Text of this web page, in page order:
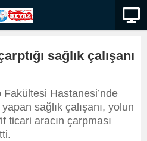
sağlık çalışanı
Hastanesi’nde
sağlık çalışanı, yolun
ticari aracın çarpması